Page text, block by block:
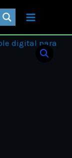
Price
range: